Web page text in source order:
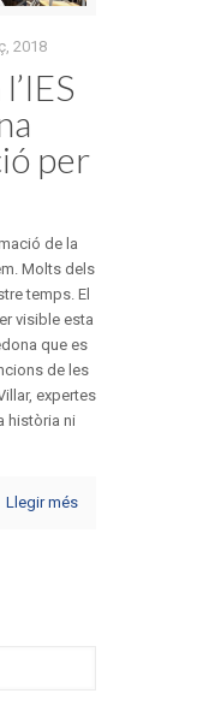
2018
per
de la
Molts dels
temps. El
visible esta
que es
de les
expertes
història ni
Llegir més